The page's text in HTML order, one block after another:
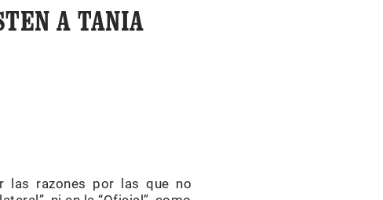
A TANIA
las razones por las que no